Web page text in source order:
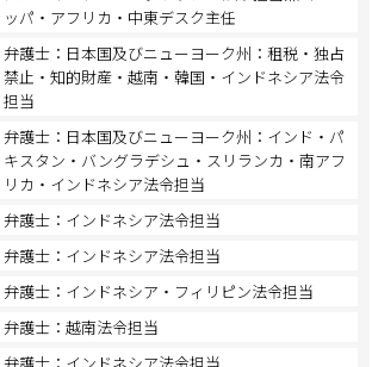
ッパ・アフリカ・中東デスク主任
弁護士：日本国及びニューヨーク州：租税・独占
禁止・知的財産・越南・韓国・インドネシア法令
担当
弁護士：日本国及びニューヨーク州：インド・パ
キスタン・バングラデシュ・スリランカ・南アフ
リカ・インドネシア法令担当
弁護士：インドネシア法令担当
弁護士：インドネシア法令担当
弁護士：インドネシア・フィリピン法令担当
弁護士：越南法令担当
弁護士：インドネシア法令担当